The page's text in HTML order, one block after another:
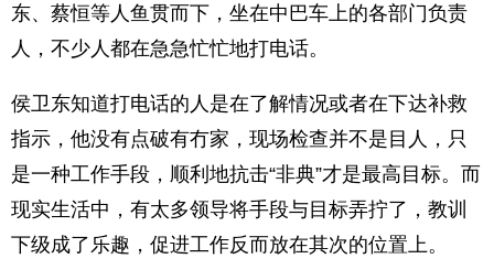
东、蔡恒等人鱼贯而下，坐在中巴车上的各部门负责
人，不少人都在急急忙忙地打电话。
侯卫东知道打电话的人是在了解情况或者在下达补救
指示，他没有点破有冇家，现场检查并不是目人，只
是一种工作手段，顺利地抗击“非典”才是最高目标。而
现实生活中，有太多领导将手段与目标弄拧了，教训
下级成了乐趣，促进工作反而放在其次的位置上。